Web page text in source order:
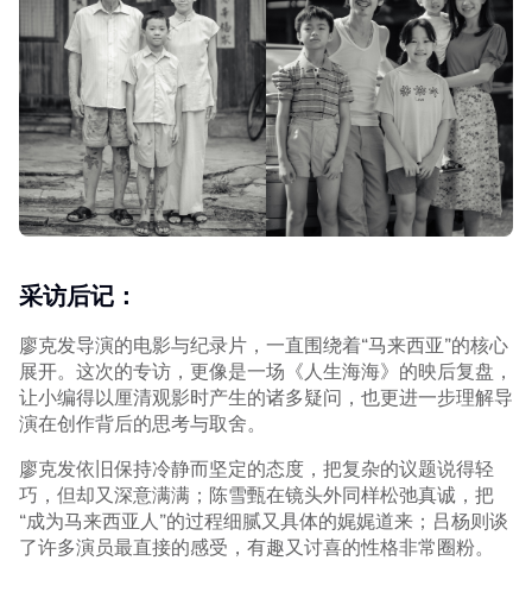
采访后记：
廖克发导演的电影与纪录片，一直围绕着“马来西亚”的核心
展开。这次的专访，更像是一场《人生海海》的映后复盘，
让小编得以厘清观影时产生的诸多疑问，也更进一步理解导
演在创作背后的思考与取舍。
廖克发依旧保持冷静而坚定的态度，把复杂的议题说得轻
巧，但却又深意满满；陈雪甄在镜头外同样松弛真诚，把
“成为马来西亚人”的过程细腻又具体的娓娓道来；吕杨则谈
了许多演员最直接的感受，有趣又讨喜的性格非常圈粉。